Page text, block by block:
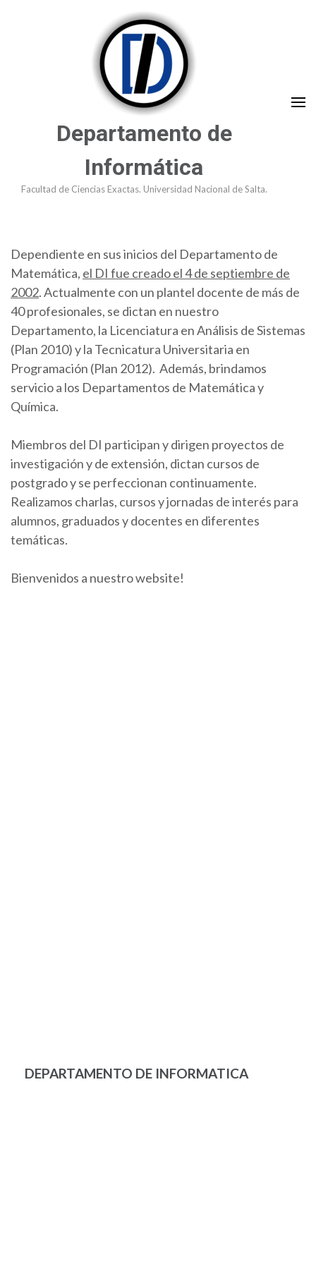
Departamento de
Informática
Facultad de Ciencias Exactas. Universidad Nacional de Salta.
Dependiente en sus inicios del Departamento de
Matemática, el DI fue creado el 4 de septiembre de
2002. Actualmente con un plantel docente de más de
40 profesionales, se dictan en nuestro
Departamento, la Licenciatura en Análisis de Sistemas
(Plan 2010) y la Tecnicatura Universitaria en
Programación (Plan 2012). Además, brindamos
servicio a los Departamentos de Matemática y
Química.
Miembros del DI participan y dirigen proyectos de
investigación y de extensión, dictan cursos de
postgrado y se perfeccionan continuamente.
Realizamos charlas, cursos y jornadas de interés para
alumnos, graduados y docentes en diferentes
temáticas.
Bienvenidos a nuestro website!
DEPARTAMENTO DE INFORMATICA